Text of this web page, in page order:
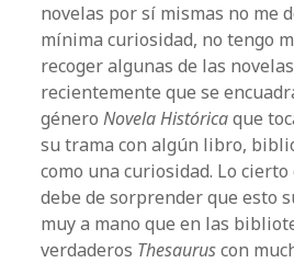
novelas por sí mismas no me
mínima curiosidad, no tengo
recoger algunas de las
recientemente que se
géneroNovela Históricaque
su trama con algún libro,
como una curiosidad. Lo cierto
debe de sorprender que esto
muy a mano que en las
verdaderos Thesauruscon